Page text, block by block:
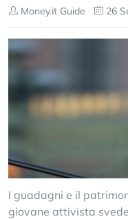
Money.it Guide 26
I guadagni e il
giovane attivista